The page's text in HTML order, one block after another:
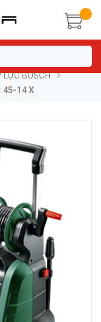
LỰC BOSCH
14 X